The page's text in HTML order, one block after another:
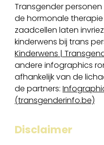
Transgender
de hormonale
zaadcellen laten
kinderwens bij trans
Kinderwens |
andere infographics
afhankelijk van de
de partners:
(transgenderinfo.be)
Disclaimer